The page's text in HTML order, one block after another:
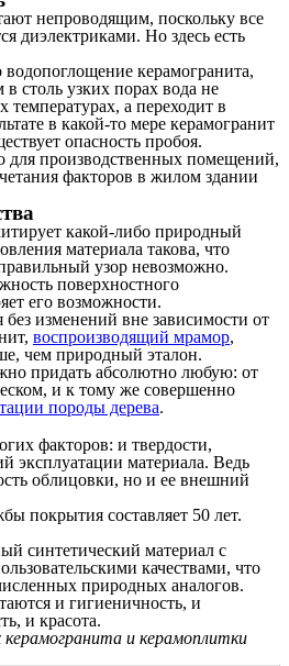
непроводящим, поскольку все
диэлектриками. Но здесь есть
керамогранита,
столь узких порах вода не
температурах, а переходит в
в какой-то мере керамогранит
опасность пробоя.
для производственных помещений,
факторов в жилом здании
какой-либо природный
материала такова, что
узор невозможно.
поверхностного
его возможности.
без изменений вне зависимости от
воспроизводящий мрамор,
чем природный эталон.
придать абсолютно любую: от
и к тому же совершенно
породы дерева.
факторов: и твердости,
эксплуатации материала. Ведь
облицовки, но и ее внешний
покрытия составляет 50 лет.
синтетический материал с
качествами, что
природных аналогов.
и гигиеничность, и
и красота.
керамогранита и керамоплитки